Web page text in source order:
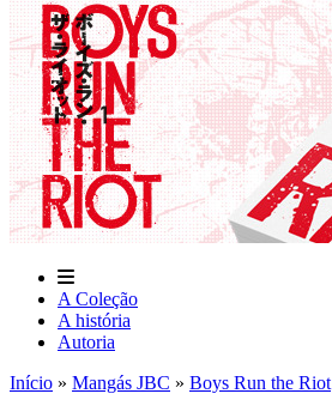
A Coleção
A história
Autoria
Início » Mangás JBC » Boys Run the Riot